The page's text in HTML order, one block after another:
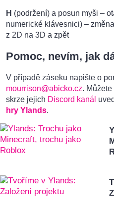
H (podržení) a posun myši –
numerické klávesnici) –
z 2D na 3D a zpět
Pomoc, nevím, jak
V případě záseku napište o
mourrison@abicko.cz.
skrze jejich Discord kanál
hry Ylands.